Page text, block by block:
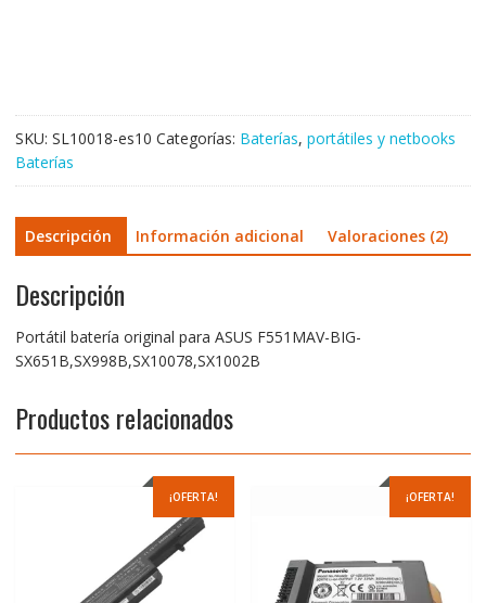
SKU: SL10018-es10 Categorías: Baterías, portátiles y netbooks
Baterías
Descripción Información adicional Valoraciones (2)
Descripción
Portátil batería original para ASUS F551MAV-BIG-
SX651B,SX998B,SX10078,SX1002B
Productos relacionados
¡OFERTA! ¡OFERTA!